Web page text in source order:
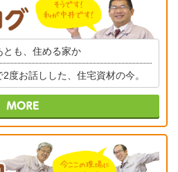
とも、住める家か
2度お話しした、住宅資材の今。